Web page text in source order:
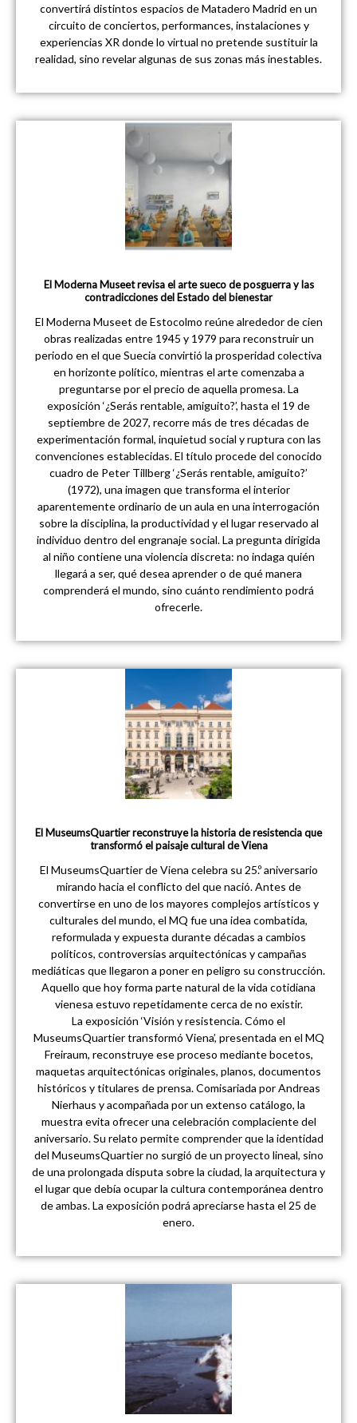
convertirá distintos espacios de Matadero Madrid en un
circuito de conciertos, performances, instalaciones y
experiencias XR donde lo virtual no pretende sustituir la
realidad, sino revelar algunas de sus zonas más inestables.
El Moderna Museet revisa el arte sueco de posguerra y las
contradicciones del Estado del bienestar
El Moderna Museet de Estocolmo reúne alrededor de cien
obras realizadas entre 1945 y 1979 para reconstruir un
periodo en el que Suecia convirtió la prosperidad colectiva
en horizonte político, mientras el arte comenzaba a
preguntarse por el precio de aquella promesa. La
exposición ‘¿Serás rentable, amiguito?’, hasta el 19 de
septiembre de 2027, recorre más de tres décadas de
experimentación formal, inquietud social y ruptura con las
convenciones establecidas. El título procede del conocido
cuadro de Peter Tillberg ‘¿Serás rentable, amiguito?’
(1972), una imagen que transforma el interior
aparentemente ordinario de un aula en una interrogación
sobre la disciplina, la productividad y el lugar reservado al
individuo dentro del engranaje social. La pregunta dirigida
al niño contiene una violencia discreta: no indaga quién
llegará a ser, qué desea aprender o de qué manera
comprenderá el mundo, sino cuánto rendimiento podrá
ofrecerle.
El MuseumsQuartier reconstruye la historia de resistencia que
transformó el paisaje cultural de Viena
El MuseumsQuartier de Viena celebra su 25.º aniversario
mirando hacia el conflicto del que nació. Antes de
convertirse en uno de los mayores complejos artísticos y
culturales del mundo, el MQ fue una idea combatida,
reformulada y expuesta durante décadas a cambios
políticos, controversias arquitectónicas y campañas
mediáticas que llegaron a poner en peligro su construcción.
Aquello que hoy forma parte natural de la vida cotidiana
vienesa estuvo repetidamente cerca de no existir.
La exposición ‘Visión y resistencia. Cómo el
MuseumsQuartier transformó Viena’, presentada en el MQ
Freiraum, reconstruye ese proceso mediante bocetos,
maquetas arquitectónicas originales, planos, documentos
históricos y titulares de prensa. Comisariada por Andreas
Nierhaus y acompañada por un extenso catálogo, la
muestra evita ofrecer una celebración complaciente del
aniversario. Su relato permite comprender que la identidad
del MuseumsQuartier no surgió de un proyecto lineal, sino
de una prolongada disputa sobre la ciudad, la arquitectura y
el lugar que debía ocupar la cultura contemporánea dentro
de ambas. La exposición podrá apreciarse hasta el 25 de
enero.